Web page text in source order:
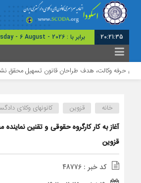
20:21:36 برابر با : Thursday - 6 August - 2026
حرفه وکالت، هدف طراحان قانون تسهیل محقق
خانه قزوین کانونهای وکلای
آغاز به کار کارگروه حقوقی و تقنین
قزوین
کد خبر : 48776